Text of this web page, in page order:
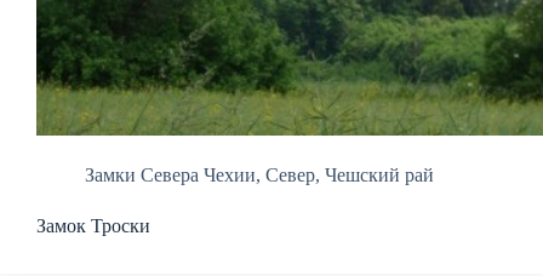
Замки Севера Чехии, Север, Чешский рай
Замок Троски